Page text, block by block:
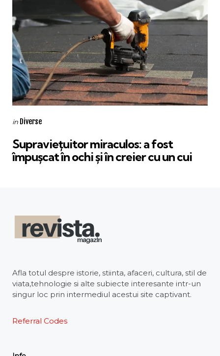
Categories
Posted
in Diverse
Supraviețuitor miraculos: a fost
împușcat în ochi și în creier cu un cui
Afla totul despre istorie, stiinta, afaceri, cultura, stil de
viata,tehnologie si alte subiecte interesante intr-un
singur loc prin intermediul acestui site captivant.
Referral Codes